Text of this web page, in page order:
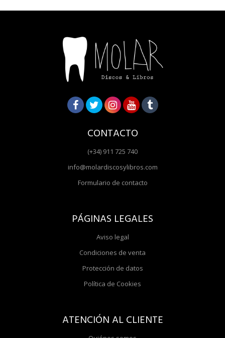
CONTACTO
(+34) 911 725 740
info@molardiscosylibros.com
Formulario de contacto
PÁGINAS LEGALES
Aviso legal
Condiciones de venta
Protección de datos
Política de Cookies
ATENCIÓN AL CLIENTE